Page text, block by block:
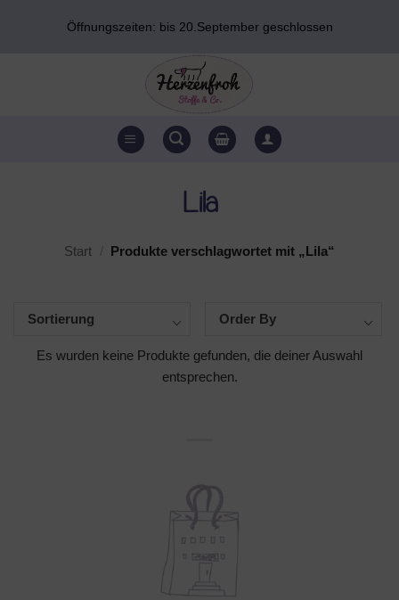
Öffnungszeiten: bis 20.September geschlossen
Lila
Start Produkte verschlagwortet mit „Lila“
Sortierung Order By
Es wurden keine Produkte gefunden, die deiner Auswahl
entsprechen.